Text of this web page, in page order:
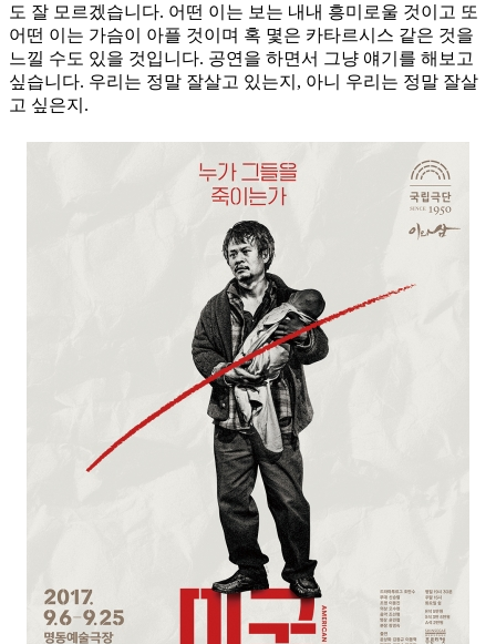
도 잘 모르겠습니다. 어떤 이는 보는 내내 흥미로울 것이고 또
어떤 이는 가슴이 아플 것이며 혹 몇은 카타르시스 같은 것을
느낄 수도 있을 것입니다. 공연을 하면서 그냥 얘기를 해보고
싶습니다. 우리는 정말 잘살고 있는지, 아니 우리는 정말 잘살
고 싶은지.